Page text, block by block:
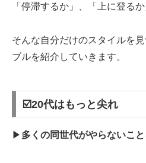
「停滞するか」、「上に登る
そんな自分だけのスタイルを
ブルを紹介していきます。
☑️20代はもっと尖れ
▶︎ 多くの同世代がやらないこ